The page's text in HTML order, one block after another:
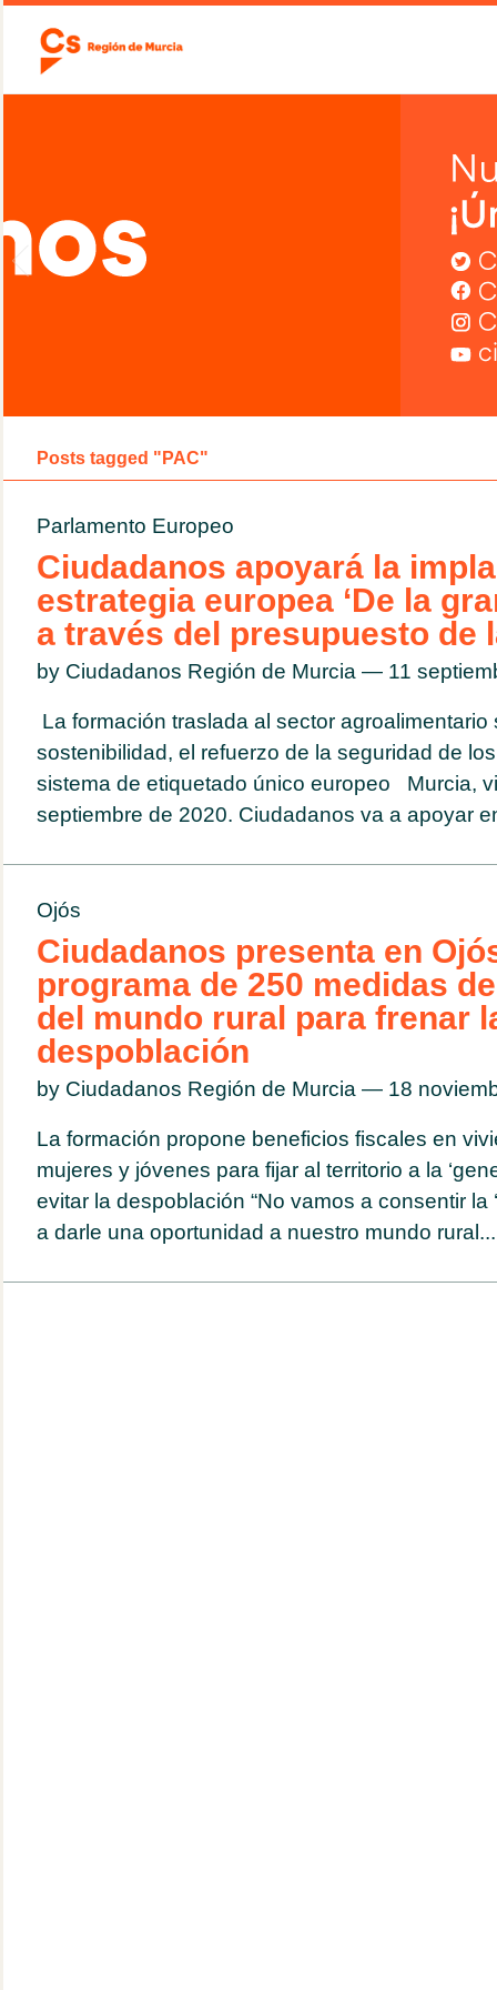
Posts tagged "PAC"
Parlamento Europeo
Ciudadanos apoyará la
estrategia europea ‘De la
a través del presupuesto de
by Ciudadanos Región de Murcia — 11
La formación traslada al sector agroalimentario
sostenibilidad, el refuerzo de la seguridad de
sistema de etiquetado único europeo Murcia,
septiembre de 2020. Ciudadanos va a apoyar
Ojós
Ciudadanos presenta en
programa de 250 medidas
del mundo rural para frenar
despoblación
by Ciudadanos Región de Murcia — 18
La formación propone beneficios fiscales en
mujeres y jóvenes para fijar al territorio a la
evitar la despoblación “No vamos a consentir la
a darle una oportunidad a nuestro mundo rural...